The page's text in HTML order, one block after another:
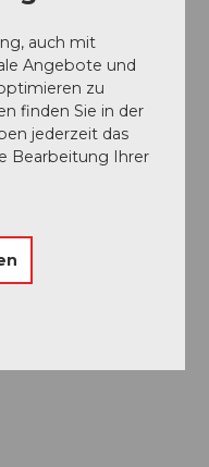
Studenten und
auch mit
Angebote und
zu
finden Sie in der
jederzeit das
Bearbeitung Ihrer